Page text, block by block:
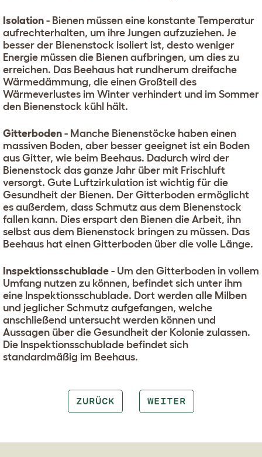
Isolation - Bienen müssen eine konstante Temperatur
aufrechterhalten, um ihre Jungen aufzuziehen. Je
besser der Bienenstock isoliert ist, desto weniger
Energie müssen die Bienen aufbringen, um dies zu
erreichen. Das Beehaus hat rundherum dreifache
Wärmedämmung, die einen Großteil des
Wärmeverlustes im Winter verhindert und im Sommer
den Bienenstock kühl hält.
Gitterboden - Manche Bienenstöcke haben einen
massiven Boden, aber besser geeignet ist ein Boden
aus Gitter, wie beim Beehaus. Dadurch wird der
Bienenstock das ganze Jahr über mit Frischluft
versorgt. Gute Luftzirkulation ist wichtig für die
Gesundheit der Bienen. Der Gitterboden ermöglicht
es außerdem, dass Schmutz aus dem Bienenstock
fallen kann. Dies erspart den Bienen die Arbeit, ihn
selbst aus dem Bienenstock bringen zu müssen. Das
Beehaus hat einen Gitterboden über die volle Länge.
Inspektionsschublade - Um den Gitterboden in vollem
Umfang nutzen zu können, befindet sich unter ihm
eine Inspektionsschublade. Dort werden alle Milben
und jeglicher Schmutz aufgefangen, welche
anschließend untersucht werden können und
Aussagen über die Gesundheit der Kolonie zulassen.
Die Inspektionsschublade befindet sich
standardmäßig im Beehaus.
ZURÜCK WEITER